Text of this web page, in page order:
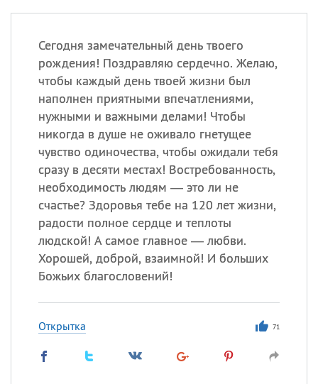
Сегодня замечательный день твоего
рождения! Поздравляю сердечно. Желаю,
чтобы каждый день твоей жизни был
наполнен приятными впечатлениями,
нужными и важными делами! Чтобы
никогда в душе не оживало гнетущее
чувство одиночества, чтобы ожидали тебя
сразу в десяти местах! Востребованность,
необходимость людям — это ли не
счастье? Здоровья тебе на 120 лет жизни,
радости полное сердце и теплоты
людской! А самое главное — любви.
Хорошей, доброй, взаимной! И больших
Божьих благословений!
Открытка 71